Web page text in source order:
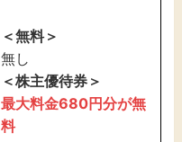
＜無料＞
無し
＜株主優待券＞
最大料金680円分が無
料